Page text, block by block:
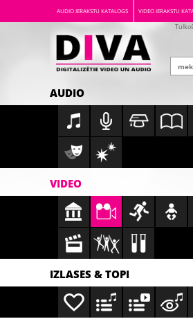
AUDIO IERAKSTU KATALOGS VIDEO IERAKSTU
AUDIO
VIDEO
IZLASES & TOPI